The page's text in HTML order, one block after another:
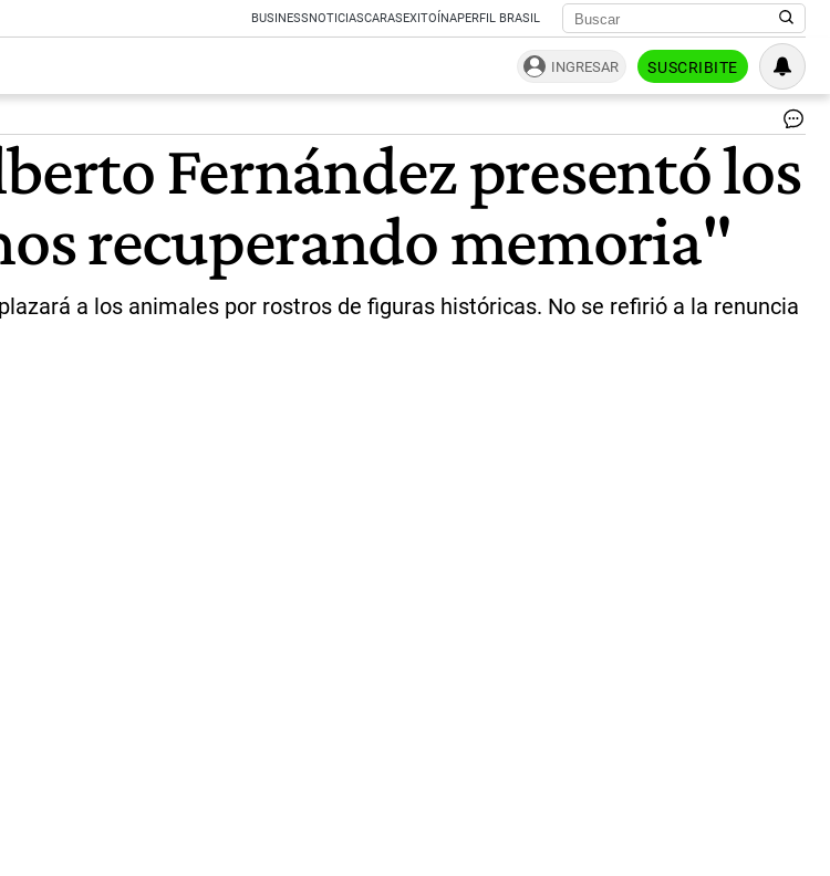
BUSINESSNOTICIASCARASEXITOÍNAPERFIL BRASIL
INGRESAR SUSCRIBITE
Fernández presentó los
recuperando memoria"
a los animales por rostros de figuras históricas. No se refirió a la renuncia